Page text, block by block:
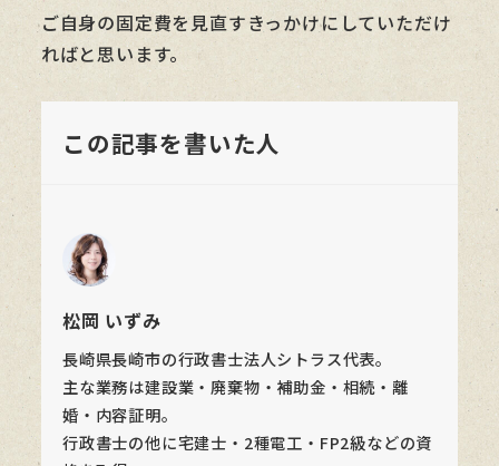
ご自身の固定費を見直すきっかけにしていただけ
ればと思います。
この記事を書いた人
松岡 いずみ
長崎県長崎市の行政書士法人シトラス代表。
主な業務は建設業・廃棄物・補助金・相続・離
婚・内容証明。
行政書士の他に宅建士・2種電工・FP2級などの資